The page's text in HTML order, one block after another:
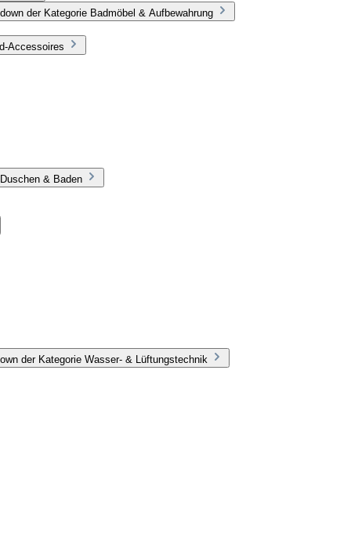
der Kategorie Badmöbel & Aufbewahrung
Accessoires
& Baden
der Kategorie Wasser- & Lüftungstechnik